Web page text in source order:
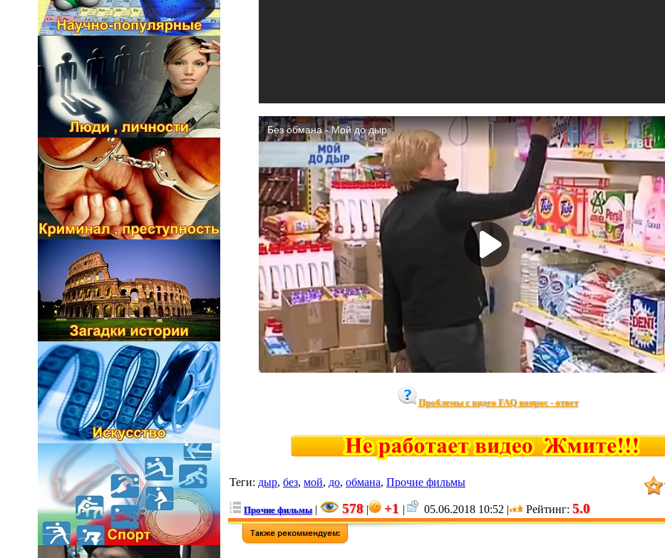
Проблемы с видео FAQ вопрос - ответ
Теги: дыр, без, мой, до, обмана, Прочие фильмы
Прочие фильмы| 578 | +1 | 05.06.2018 10:52 | Рейтинг: 5.0